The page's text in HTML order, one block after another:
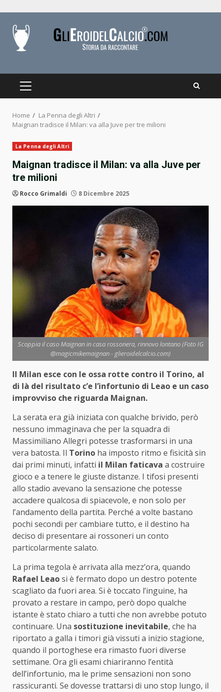
content
PRIMARY
Home
La Penna degli Altri
Maignan tradisce il Milan: va alla Juve per tre milioni
La Penna degli Altri
Maignan tradisce il Milan: va alla Juve per
tre milioni
Rocco Grimaldi 8 Dicembre 2025
Scoppia il caso Maignan in casa rossonera, rinnovo lontano (Foto IG
@magicmikemaignan - glieroidelcalcio.com)
Il Milan esce con le ossa rotte contro il Torino, al
di là del risultato c’e l’infortunio di Leao e un caso
improvviso che riguarda Maignan.
La serata era già iniziata con qualche brivido, però
nessuno immaginava che per la squadra di
Massimiliano Allegri potesse trasformarsi in una
vera batosta. Il Torino ha imposto ritmo e fisicità sin
dai primi minuti, infatti il Milan faticava a costruire
gioco e a tenere le giuste distanze. I tifosi presenti
allo stadio avevano la sensazione che potesse
accadere qualcosa di spiacevole, e non solo per
l’andamento della partita. Perché a volte bastano
pochi secondi per cambiare tutto, e il destino ha
deciso di presentare ai rossoneri un conto
particolarmente salato.
La prima tegola è arrivata alla mezz’ora, quando
Rafael Leaosi è fermato dopo un destro potente
scagliato da fuori area. Si è toccato l’inguine, ha
provato a restare in campo, però dopo qualche
istante è stato chiaro a tutti che non avrebbe potuto
continuare. Una sostituzione inevitabile, che ha
riportato a galla i timori già vissuti a inizio stagione,
quando il portoghese era rimasto fuori diverse
settimane. Ora gli esami chiariranno l’entità
dell’infortunio, ma le prime sensazioni non sono
rassicuranti. Se dovesse trattarsi di uno stop lungo, il